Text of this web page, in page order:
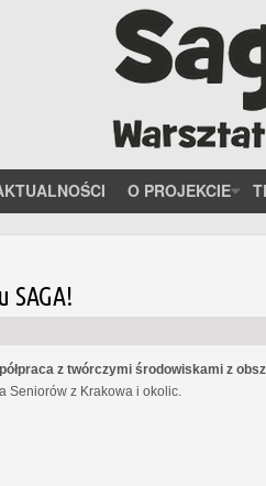
O PROJEKCIE
z twórczymi środowiskami z
Seniorów z Krakowa i okolic.